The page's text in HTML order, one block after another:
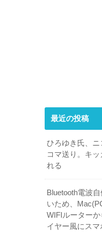
最近の投稿
ひろゆき氏、
コマ送り。キ
れる
Bluetooth電波
いため、
WIFIルーター
イヤー風にス